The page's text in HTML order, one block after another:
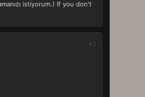
istiyorum.) If you don't
#2